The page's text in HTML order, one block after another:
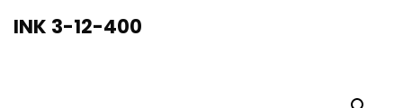
INK 3-12-400